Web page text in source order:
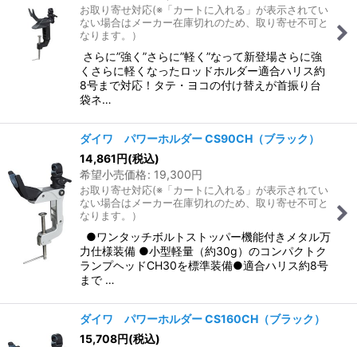
お取り寄せ対応(※「カートに入れる」が表示されてい
ない場合はメーカー在庫切れのため、取り寄せ不可と
なります。）
さらに”強く”さらに”軽く”なって新登場さらに強
くさらに軽くなったロッドホルダー適合ハリス約
8号まで対応！タテ・ヨコの付け替えが首振り台
袋ネ…
ダイワ パワーホルダー CS90CH（ブラック）
14,861円(税込)
希望小売価格: 19,300円
お取り寄せ対応(※「カートに入れる」が表示されてい
ない場合はメーカー在庫切れのため、取り寄せ不可と
なります。）
●ワンタッチボルトストッパー機能付きメタル万
力仕様装備 ●小型軽量（約30g）のコンパクトク
ランプヘッドCH30を標準装備●適合ハリス約8号
まで …
ダイワ パワーホルダー CS160CH（ブラック）
15,708円(税込)